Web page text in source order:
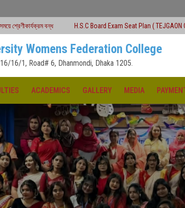
H.S.C Board Exam Seat Plan ( TEJGAON COLLEGE)
Womens Federation College
16/1, Road# 6, Dhanmondi, Dhaka 1205.
ACADEMICS GALLERY MEDIA